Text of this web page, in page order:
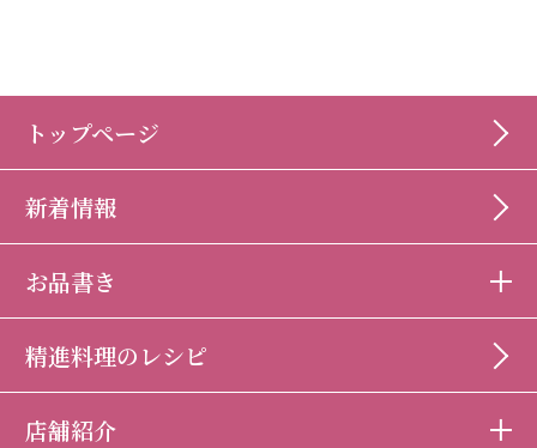
トップページ
新着情報
お品書き
精進料理のレシピ
店舗紹介